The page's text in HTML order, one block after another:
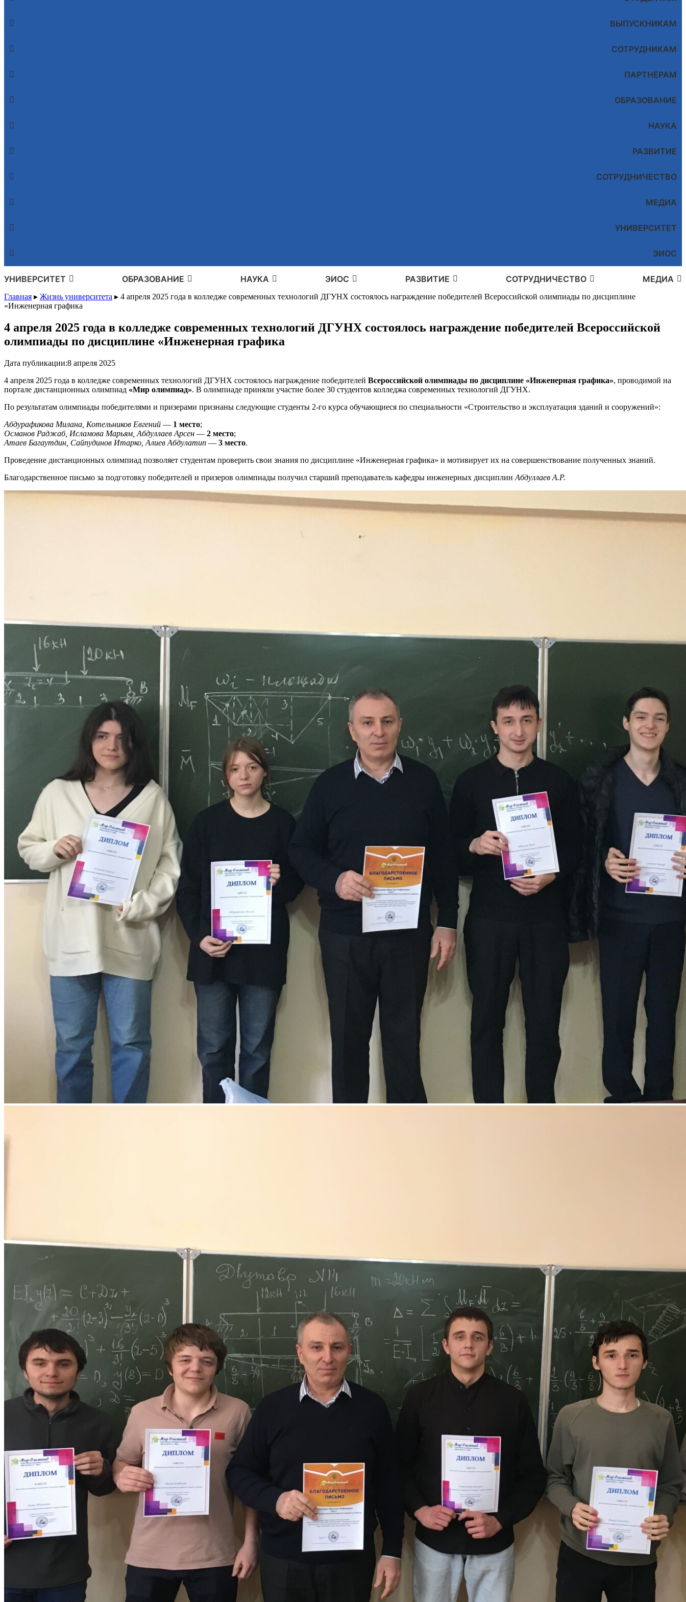
ВЫПУСКНИКАМ
СОТРУДНИКАМ
ПАРТНЕРАМ
ОБРАЗОВАНИЕ
НАУКА
РАЗВИТИЕ
СОТРУДНИЧЕСТВО
МЕДИА
УНИВЕРСИТЕТ
ЭИОС
УНИВЕРСИТЕТ ОБРАЗОВАНИЕ НАУКА ЭИОС РАЗВИТИЕ СОТРУДНИЧЕСТВО МЕДИА
Главная ▸ Жизнь университета ▸ 4 апреля 2025 года в колледже современных технологий ДГУНХ состоялось награждение победителей Всероссийской олимпиады по дисциплине
«Инженерная графика
4 апреля 2025 года в колледже современных технологий ДГУНХ состоялось награждение победителей Всероссийской
олимпиады по дисциплине «Инженерная графика
Дата публикации:8 апреля 2025
4 апреля 2025 года в колледже современных технологий ДГУНХ состоялось награждение победителей Всероссийской олимпиады по дисциплине «Инженерная графика», проводимой на
портале дистанционных олимпиад «Мир олимпиад». В олимпиаде приняли участие более 30 студентов колледжа современных технологий ДГУНХ.
По результатам олимпиады победителями и призерами признаны следующие студенты 2-го курса обучающиеся по специальности «Строительство и эксплуатация зданий и сооружений»:
Абдурафикова Милана, Котельников Евгений — 1 место;
Османов Раджаб, Исламова Марьям, Абдуллаев Арсен — 2 место;
Атаев Багаутдин, Сайпудинов Итарко, Алиев Абдулатип — 3 место.
Проведение дистанционных олимпиад позволяет студентам проверить свои знания по дисциплине «Инженерная графика» и мотивирует их на совершенствование полученных знаний.
Благодарственное письмо за подготовку победителей и призеров олимпиады получил старший преподаватель кафедры инженерных дисциплин Абдуллаев А.Р.